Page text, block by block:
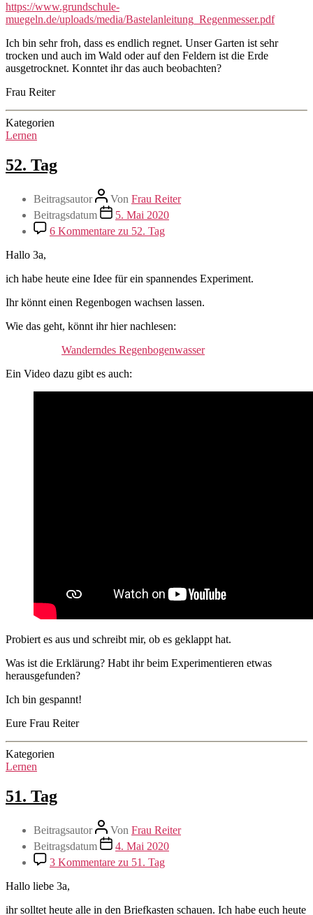
https://www.grundschule-
muegeln.de/uploads/media/Bastelanleitung_Regenmesser.pdf
Ich bin sehr froh, dass es endlich regnet. Unser Garten ist sehr
trocken und auch im Wald oder auf den Feldern ist die Erde
ausgetrocknet. Konntet ihr das auch beobachten?
Frau Reiter
Kategorien
Lernen
52. Tag
Beitragsautor Von Frau Reiter
Beitragsdatum
5. Mai 2020
6 Kommentare zu 52. Tag
Hallo 3a,
ich habe heute eine Idee für ein spannendes Experiment.
Ihr könnt einen Regenbogen wachsen lassen.
Wie das geht, könnt ihr hier nachlesen:
Wanderndes Regenbogenwasser
Ein Video dazu gibt es auch:
Probiert es aus und schreibt mir, ob es geklappt hat.
Was ist die Erklärung? Habt ihr beim Experimentieren etwas
herausgefunden?
Ich bin gespannt!
Eure Frau Reiter
Kategorien
Lernen
51. Tag
Beitragsautor Von Frau Reiter
Beitragsdatum
4. Mai 2020
3 Kommentare zu 51. Tag
Hallo liebe 3a,
ihr solltet heute alle in den Briefkasten schauen. Ich habe euch heute